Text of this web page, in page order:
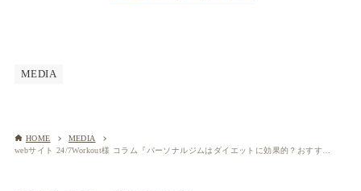
MEDIA
HOME
MEDIA
webサイト 24/7Workout様 コラム『パーソナルジムはダイエットに効果的？おすすめの理由や向いている人の特徴などを解説』にて院長中村監修の記事をご掲載いただきました